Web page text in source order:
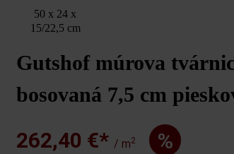
50 x 24 x
15/22,5 cm
Gutshof múrova
bosovaná 7,5 cm
262,40 €* / m2 %